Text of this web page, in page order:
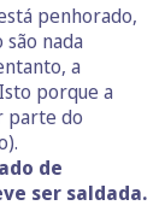
penhorado,
nada
a
porque a
parte do
de
ser saldada.